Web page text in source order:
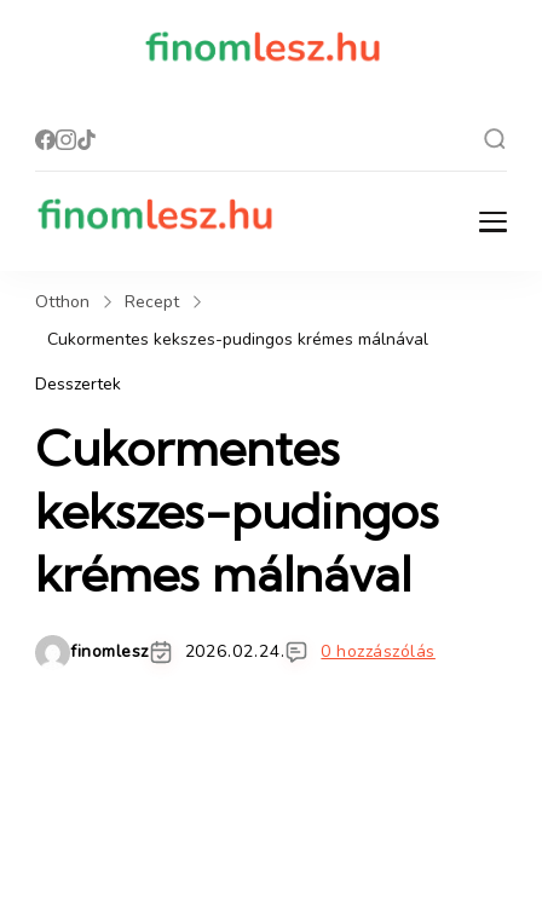
finomlesz.hu
Recept, ami finom lesz.
Otthon
Recept
Cukormentes kekszes-pudingos krémes málnával
Desszertek
Cukormentes
kekszes-pudingos
krémes málnával
finomlesz 2026.02.24. 0 hozzászólás